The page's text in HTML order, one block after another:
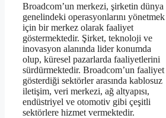
Broadcom’un merkezi, şirketin dünya
genelindeki operasyonlarını yönetmek
için bir merkez olarak faaliyet
göstermektedir. Şirket, teknoloji ve
inovasyon alanında lider konumda
olup, küresel pazarlarda faaliyetlerini
sürdürmektedir. Broadcom’un faaliyet
gösterdiği sektörler arasında kablosuz
iletişim, veri merkezi, ağ altyapısı,
endüstriyel ve otomotiv gibi çeşitli
sektörlere hizmet vermektedir.